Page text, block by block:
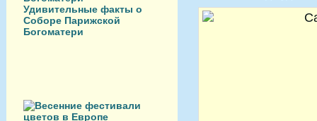
Удивительные факты о
Соборе Парижской
Богоматери